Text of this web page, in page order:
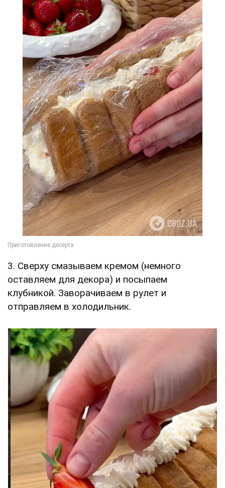
3. Сверху смазываем кремом (немного
оставляем для декора) и посыпаем
клубникой. Заворачиваем в рулет и
отправляем в холодильник.